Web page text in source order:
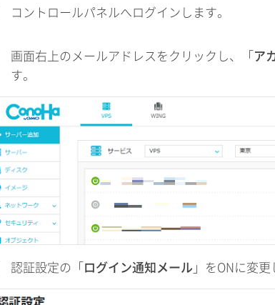
コントロールパネルへログインします。
画面右上のメールアドレスをクリックし、「ア
す。
認証設定の「ログイン通知メール 」をONに変